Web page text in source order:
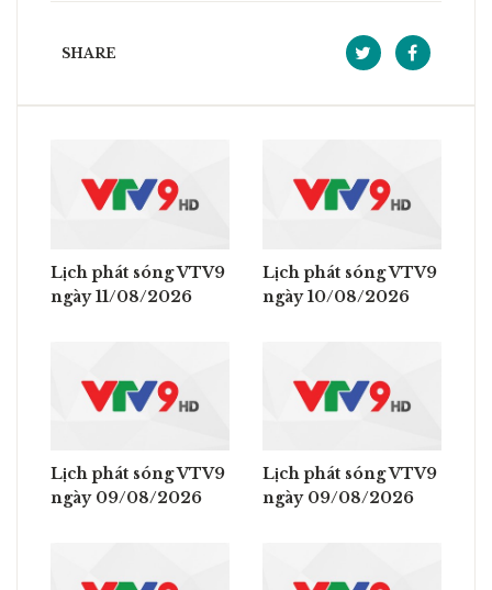
SHARE
Lịch phát sóng VTV9
ngày 11/08/2026
Lịch phát sóng VTV9
ngày 10/08/2026
Lịch phát sóng VTV9
ngày 09/08/2026
Lịch phát sóng VTV9
ngày 09/08/2026